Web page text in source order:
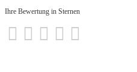
Ihre Bewertung in Sternen